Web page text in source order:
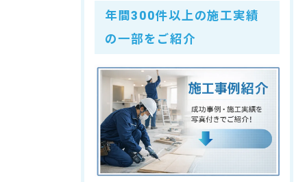
年間300件以上の施工実績
の一部をご紹介